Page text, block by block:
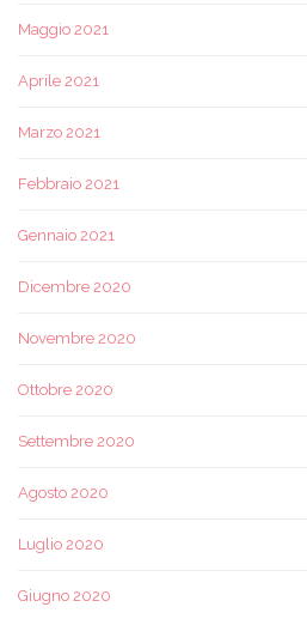
Maggio 2021
Aprile 2021
Marzo 2021
Febbraio 2021
Gennaio 2021
Dicembre 2020
Novembre 2020
Ottobre 2020
Settembre 2020
Agosto 2020
Luglio 2020
Giugno 2020